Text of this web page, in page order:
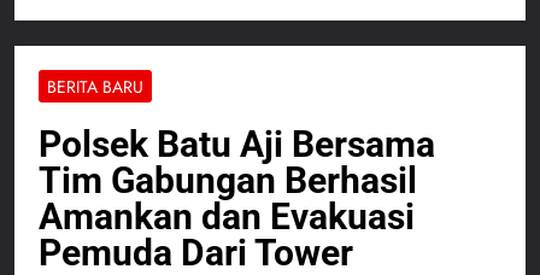
BERITA BARU
Polsek Batu Aji Bersama
Tim Gabungan Berhasil
Amankan dan Evakuasi
Pemuda Dari Tower